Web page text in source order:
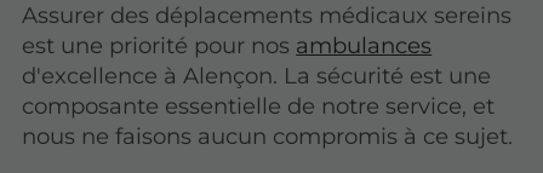
Assurer des déplacements médicaux sereins
est une priorité pour nos ambulances
d'excellence à Alençon. La sécurité est une
composante essentielle de notre service, et
nous ne faisons aucun compromis à ce sujet.